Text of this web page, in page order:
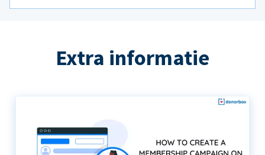
Extra informatie